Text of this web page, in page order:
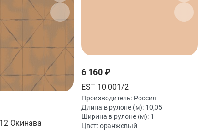
Окинава
6 160 ₽
EST 10 001/2
Производитель: Россия
Длина в рулоне (м): 10,05
Ширина в рулоне (м): 1
Цвет:оранжевый